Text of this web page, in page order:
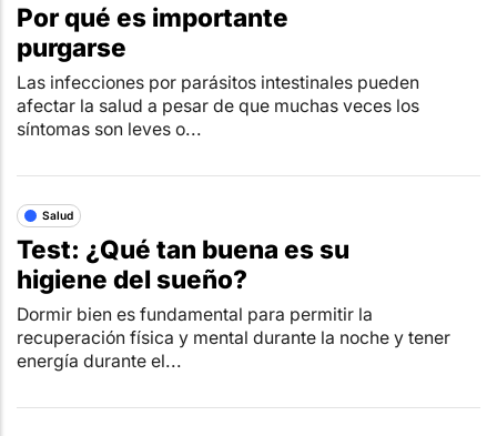
Por qué es importante
purgarse
Las infecciones por parásitos intestinales pueden
afectar la salud a pesar de que muchas veces los
síntomas son leves o...
Salud
Test: ¿Qué tan buena es su
higiene del sueño?
Dormir bien es fundamental para permitir la
recuperación física y mental durante la noche y tener
energía durante el...